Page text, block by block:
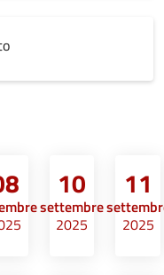
10
settembre
2025
11
2025